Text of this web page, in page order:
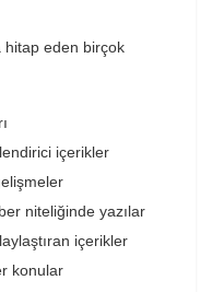
hitap eden birçok
içerikler
niteliğinde yazılar
içerikler
konular